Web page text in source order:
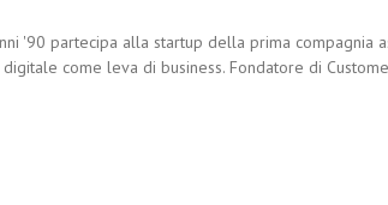
'90 partecipa alla startup della prima
come leva di business. Fondatore di